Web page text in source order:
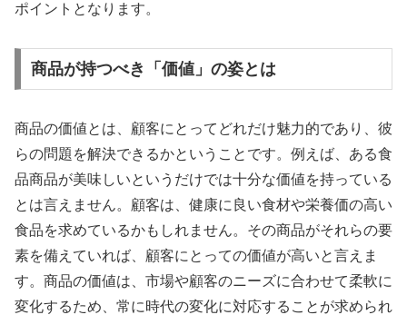
ポイントとなります。
商品が持つべき「価値」の姿とは
商品の価値とは、顧客にとってどれだけ魅力的であり、彼
らの問題を解決できるかということです。例えば、ある食
品商品が美味しいというだけでは十分な価値を持っている
とは言えません。顧客は、健康に良い食材や栄養価の高い
食品を求めているかもしれません。その商品がそれらの要
素を備えていれば、顧客にとっての価値が高いと言えま
す。商品の価値は、市場や顧客のニーズに合わせて柔軟に
変化するため、常に時代の変化に対応することが求められ